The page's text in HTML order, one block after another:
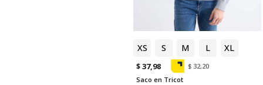
XS S M L XL
$ 37,98
$ 32,20
Saco en Tricot